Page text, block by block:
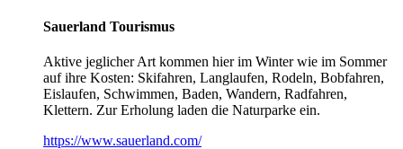
Sauerland Tourismus
Aktive jeglicher Art kommen hier im Winter wie im Sommer
auf ihre Kosten: Skifahren, Langlaufen, Rodeln, Bobfahren,
Eislaufen, Schwimmen, Baden, Wandern, Radfahren,
Klettern. Zur Erholung laden die Naturparke ein.
https://www.sauerland.com/